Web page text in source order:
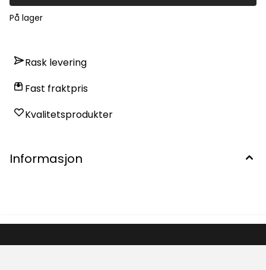
På lager
Rask levering
Fast fraktpris
Kvalitetsprodukter
Informasjon